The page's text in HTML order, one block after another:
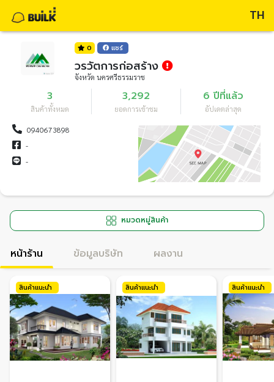
TH
0 แชร์
วรวัตการก่อสร้าง
จังหวัด นครศรีธรรมราช
3
สินค้าทั้งหมด
3,292
ยอดการเข้าชม
6 ปีที่แล้ว
อัปเดตล่าสุด
0940673898
-
-
หมวดหมู่สินค้า
หน้าร้าน ข้อมูลบริษัท ผลงาน
สินค้าแนะนำ สินค้าแนะนำ สินค้าแนะนำ